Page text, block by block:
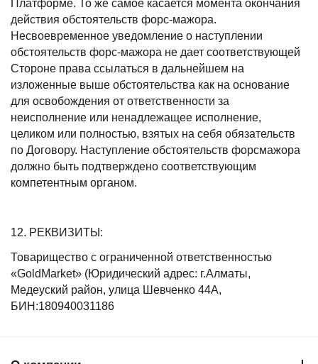
Платформе. То же самое касается момента окончания
действия обстоятельств форс-мажора.
Несвоевременное уведомление о наступлении
обстоятельств форс-мажора не дает соответствующей
Стороне права ссылаться в дальнейшем на
изложенные выше обстоятельства как на основание
для освобождения от ответственности за
неисполнение или ненадлежащее исполнение,
целиком или полностью, взятых на себя обязательств
по Договору. Наступление обстоятельств форсмажора
должно быть подтверждено соответствующим
компетентным органом.
12. РЕКВИЗИТЫ:
Товарищество с ограниченной ответственностью
«GoldMarket» (Юридический адрес: г.Алматы,
Медеуский район, улица Шевченко 44А,
БИН:180940031186